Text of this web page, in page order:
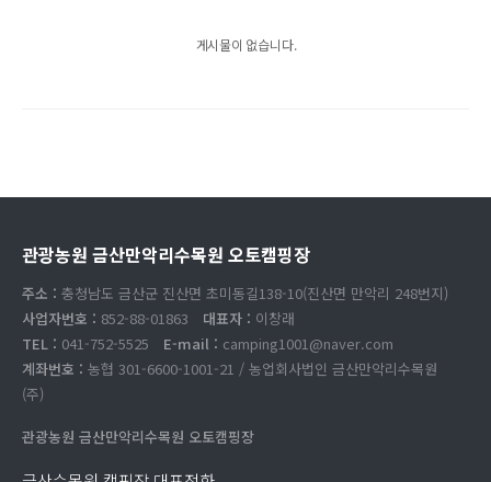
게시물이 없습니다.
관광농원 금산만악리수목원 오토캠핑장
주소 : 충청남도 금산군 진산면 초미동길138-10(진산면 만악리 248번지)
사업자번호 : 852-88-01863 대표자 : 이창래
TEL : 041-752-5525 E-mail : camping1001@naver.com
계좌번호 : 농협 301-6600-1001-21 / 농업회사법인 금산만악리수목원
(주)
관광농원 금산만악리수목원 오토캠핑장